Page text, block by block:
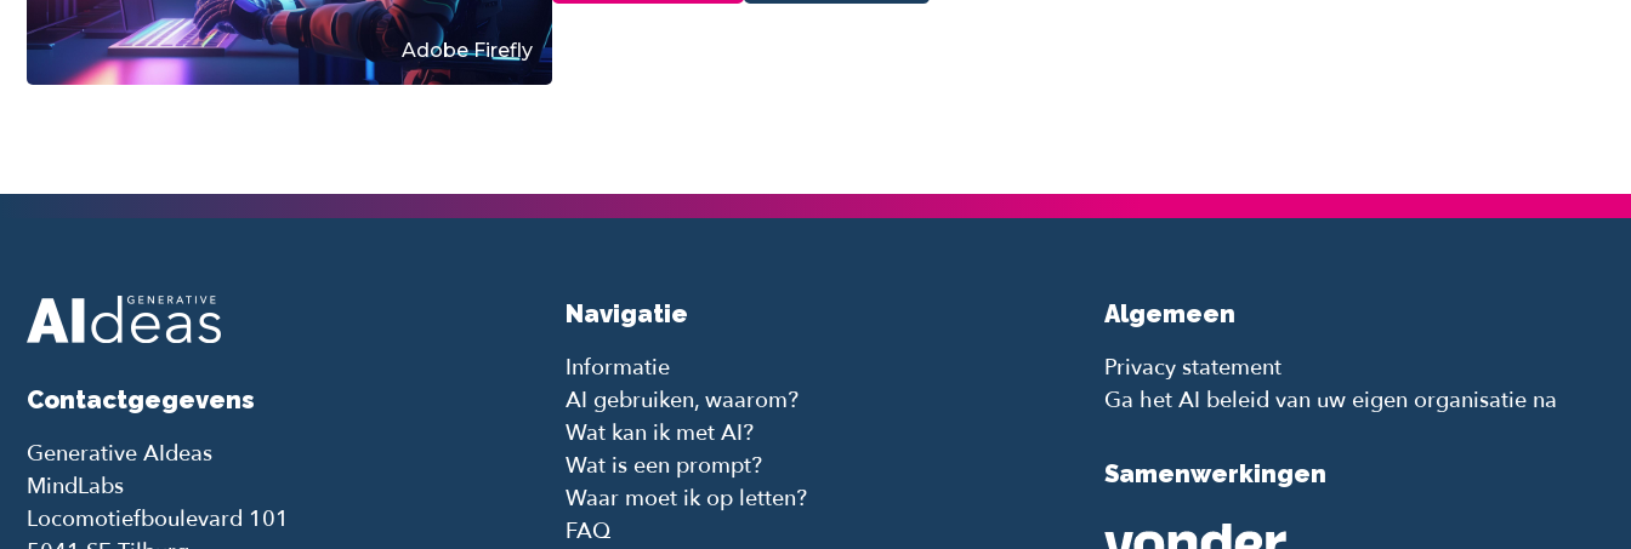
Adobe Firefly
Contactgegevens
Generative AIdeas
MindLabs
Locomotiefboulevard 101
Navigatie
Informatie
AI gebruiken, waarom?
Wat kan ik met AI?
Wat is een prompt?
Waar moet ik op letten?
FAQ
Algemeen
Privacy statement
Ga het AI beleid van uw eigen organisatie na
Samenwerkingen